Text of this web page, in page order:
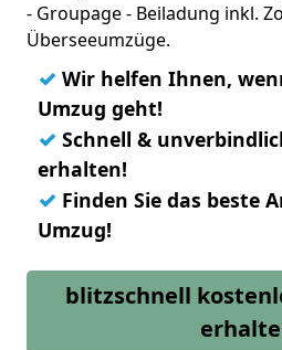
- Groupage - Beiladung inkl.
Überseeumzüge.
✓ Wir helfen Ihnen,
Umzug geht!
✓ Schnell &
erhalten!
✓ Finden Sie das beste
Umzug!
blitzschnell